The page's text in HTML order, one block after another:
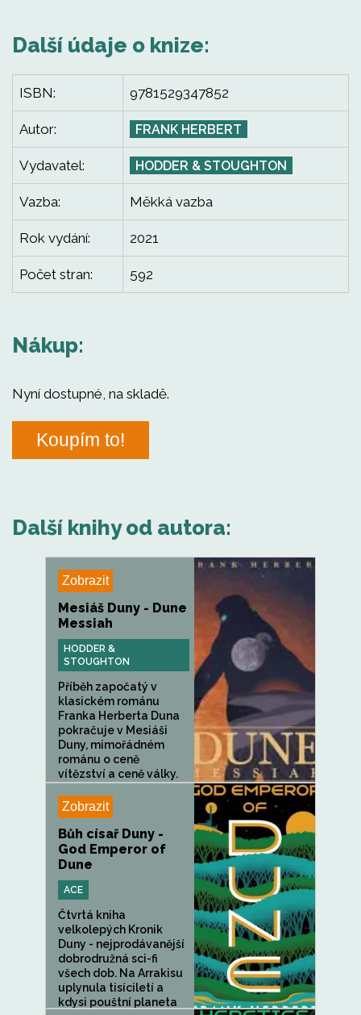
Další údaje o knize:
ISBN: 9781529347852
Autor: FRANK HERBERT
Vydavatel: HODDER & STOUGHTON
Vazba: Měkká vazba
Rok vydání: 2021
Počet stran: 592
Nákup:
Nyní dostupné, na skladě.
Koupím to!
Další knihy od autora:
Zobrazit
Mesiáš Duny - Dune
Messiah
HODDER &
STOUGHTON
Příběh započatý v
klasickém románu
Franka Herberta Duna
pokračuje v Mesiáši
Duny, mimořádném
románu o ceně
vítězství a ceně války.
Zobrazit
Bůh císař Duny -
God Emperor of
Dune
ACE
Čtvrtá kniha
velkolepých Kronik
Duny - nejprodávanější
dobrodružná sci-fi
všech dob. Na Arrakisu
uplynula tisíciletí a
kdysi pouštní planeta